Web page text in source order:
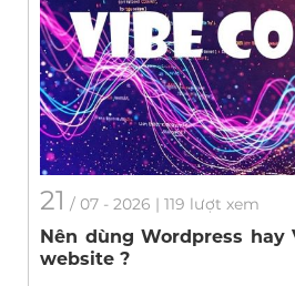
21 / 07 - 2026 | 119 lượt xem
Nên dùng Wordpress hay
website ?